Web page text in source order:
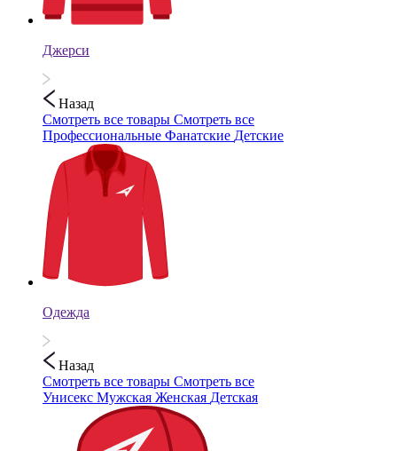
Джерси
Назад
Смотреть все товары Смотреть все
Профессиональные Фанатские Детские
Одежда
Назад
Смотреть все товары Смотреть все
Унисекс Мужская Женская Детская